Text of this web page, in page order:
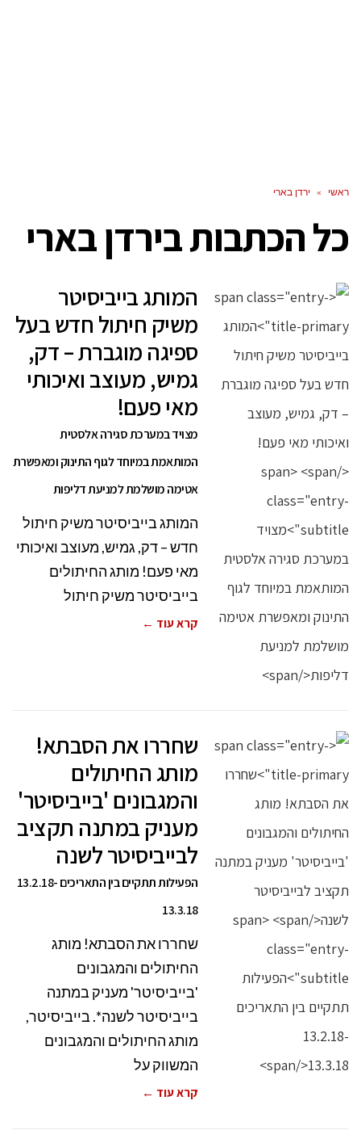
ראשי » ירדן בארי
כל הכתבות בירדן בארי
המותג בייביסיטר
משיק חיתול חדש בעל
ספיגה מוגברת – דק,
גמיש, מעוצב ואיכותי
מאי פעם!
מצויד במערכת סגירה אלסטית
המותאמת במיוחד לגוף התינוק ומאפשרת
אטימה מושלמת למניעת דליפות
המותג בייביסיטר משיק חיתול
חדש – דק, גמיש, מעוצב ואיכותי
מאי פעם! מותג החיתולים
בייביסיטר משיק חיתול
קרא עוד ←
שחררו את הסבתא!
מותג החיתולים
והמגבונים 'בייביסיטר'
מעניק במתנה תקציב
לבייביסיטר לשנה
הפעילות תתקיים בין התאריכים 13.2.18-
13.3.18
שחררו את הסבתא! מותג
החיתולים והמגבונים
'בייביסיטר' מעניק במתנה
בייביסיטר לשנה*. בייביסיטר,
מותג החיתולים והמגבונים
המשווק על
קרא עוד ←